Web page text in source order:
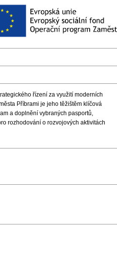
řízení za využití moderních
Příbrami je jeho těžištěm klíčová
a doplnění vybraných pasportů,
rozhodování o rozvojových aktivitách